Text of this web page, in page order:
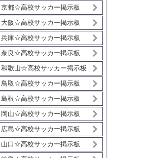
京都☆高校サッカー掲示板
大阪☆高校サッカー掲示板
兵庫☆高校サッカー掲示板
奈良☆高校サッカー掲示板
和歌山☆高校サッカー掲示板
鳥取☆高校サッカー掲示板
島根☆高校サッカー掲示板
岡山☆高校サッカー掲示板
広島☆高校サッカー掲示板
山口☆高校サッカー掲示板